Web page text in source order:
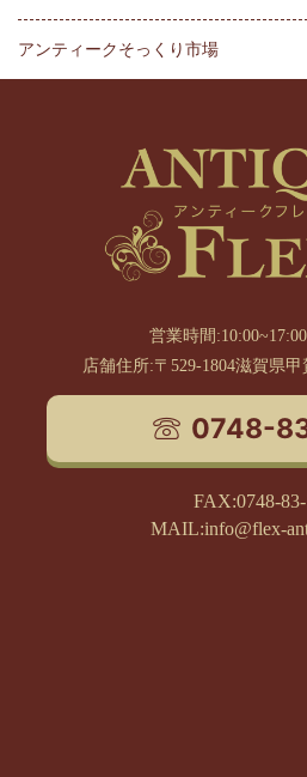
アンティークそっくり市場
営業時間
店舗住所:〒529-1804滋賀県
0748-
FAX:0748-83-
MAIL:info@flex-